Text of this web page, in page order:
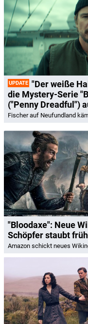
UPDATE "Der weiße
die Mystery-Serie
("Penny Dreadful")
Fischer auf Neufundland
"Bloodaxe": Neue
Schöpfer staubt
Amazon schickt neues